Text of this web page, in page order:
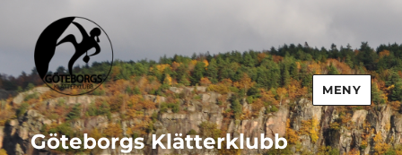
Göteborgs Klätterklubb
MENY